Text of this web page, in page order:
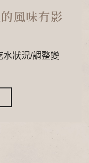
風味有影
水狀況/調整變